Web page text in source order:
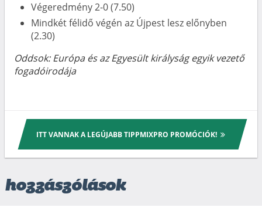
Végeredmény 2-0 (7.50)
Mindkét félidő végén az Újpest lesz előnyben
(2.30)
Oddsok: Európa és az Egyesült királyság egyik vezető
fogadóirodája
ITT VANNAK A LEGÚJABB TIPPMIXPRO PROMÓCIÓK!
hozzászólások